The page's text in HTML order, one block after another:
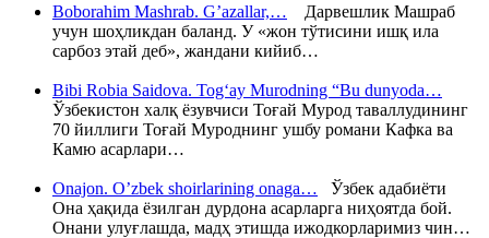
Boborahim Mashrab. G’azallar,… Дарвешлик Машраб
учун шоҳликдан баланд. У «жон тўтисини ишқ ила
сарбоз этай деб», жандани кийиб…
Bibi Robia Saidova. Tog‘ay Murodning “Bu dunyoda…
Ўзбекистон халқ ёзувчиси Тоғай Мурод таваллудининг
70 йиллиги Тоғай Муроднинг ушбу романи Кафка ва
Камю асарлари…
Onajon. O’zbek shoirlarining onaga… Ўзбек адабиёти
Она ҳақида ёзилган дурдона асарларга ниҳоятда бой.
Онани улуғлашда, мадҳ этишда ижодкорларимиз чин…